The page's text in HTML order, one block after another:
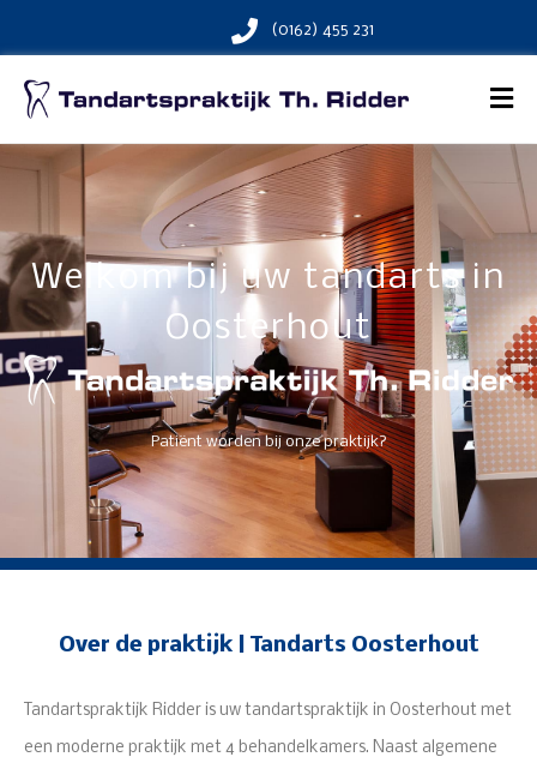
(0162) 455 231
Welkom bij uw tandarts in
Oosterhout
Patiënt worden bij onze praktijk?
Over de praktijk | Tandarts Oosterhout
Tandartspraktijk Ridder is uw tandartspraktijk in Oosterhout met
een moderne praktijk met 4 behandelkamers. Naast algemene